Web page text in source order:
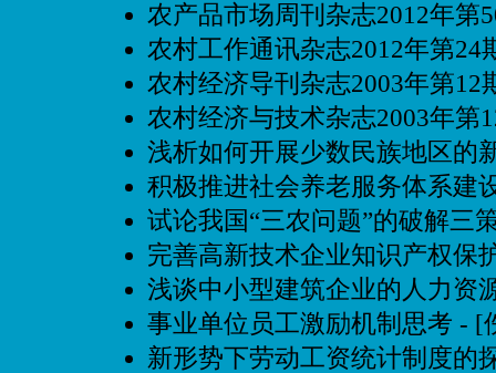
农产品市场周刊杂志2012年第
农村工作通讯杂志2012年第24
农村经济导刊杂志2003年第12
农村经济与技术杂志2003年第
浅析如何开展少数民族地区的
积极推进社会养老服务体系建
试论我国“三农问题”的破解三
完善高新技术企业知识产权保
浅谈中小型建筑企业的人力资
事业单位员工激励机制思考 - [
新形势下劳动工资统计制度的